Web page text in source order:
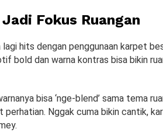
Fokus Ruangan
hits dengan penggunaan karpet
bold dan warna kontras bisa bikin
bisa ‘nge-blend’ sama tema
perhatian. Nggak cuma bikin cantik,